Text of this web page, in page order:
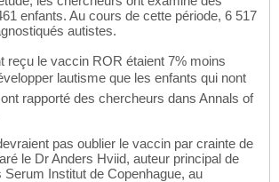
enfants. Au cours de cette période, 6 517
autistes.
reçu le vaccin ROR étaient 7% moins
lautisme que les enfants qui nont
rapporté des chercheurs dans Annals of
pas oublier le vaccin par crainte de
le Dr Anders Hviid, auteur principal de
Serum Institut de Copenhague, au